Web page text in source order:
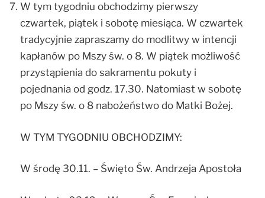
W tym tygodniu obchodzimy pierwszy
czwartek, piątek i sobotę miesiąca. W czwartek
tradycyjnie zapraszamy do modlitwy w intencji
kapłanów po Mszy św. o 8. W piątek możliwość
przystąpienia do sakramentu pokuty i
pojednania od godz. 17.30. Natomiast w sobotę
po Mszy św. o 8 nabożeństwo do Matki Bożej.
W TYM TYGODNIU OBCHODZIMY:
W środę 30.11. – Święto Św. Andrzeja Apostoła